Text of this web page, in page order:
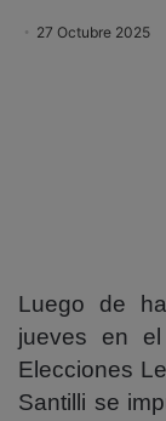
27 Octubre 2025
Luego de
jueves en
Elecciones
Santilli se